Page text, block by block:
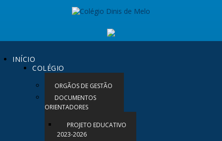
INÍCIO
COLÉGIO
ORGÃOS DE GESTÃO
DOCUMENTOS
ORIENTADORES
PROJETO EDUCATIVO
2023-2026